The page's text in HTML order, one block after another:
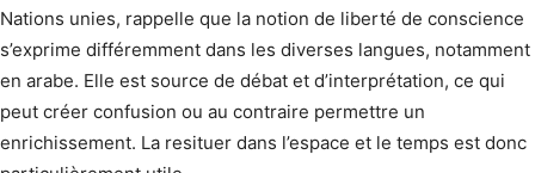
Nations unies, rappelle que la notion de liberté de conscience
s’exprime différemment dans les diverses langues, notamment
en arabe. Elle est source de débat et d’interprétation, ce qui
peut créer confusion ou au contraire permettre un
enrichissement. La resituer dans l’espace et le temps est donc